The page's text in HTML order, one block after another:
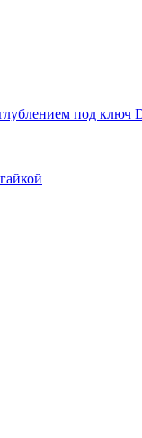
под ключ